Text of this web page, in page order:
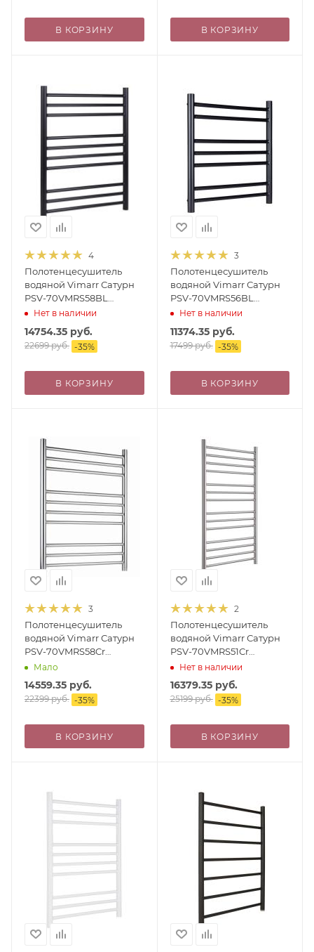
В КОРЗИНУ В КОРЗИНУ
4
Полотенцесушитель
водяной Vimarr Сатурн
PSV-70VMRS58BL
500х800 лесенка, с
фитингами в комплекте,
черный матовый
Нет в наличии
14754.35 руб.
22699руб. -35%
В КОРЗИНУ
3
Полотенцесушитель
водяной Vimarr Сатурн
PSV-70VMRS56BL
500х600 лесенка, с
фитингами в комплекте,
черный матовый
Нет в наличии
11374.35руб.
17499руб. -35%
В КОРЗИНУ
3
Полотенцесушитель
водяной Vimarr Сатурн
PSV-70VMRS58Cr
500х800 лесенка, с
фитингами в комплекте,
хром
Мало
14559.35 руб.
22399руб. -35%
В КОРЗИНУ
2
Полотенцесушитель
водяной Vimarr Сатурн
PSV-70VMRS51Cr
500х1000 лесенка, с
фитингами в комплекте,
хром
Нет в наличии
16379.35руб.
25199руб. -35%
В КОРЗИНУ